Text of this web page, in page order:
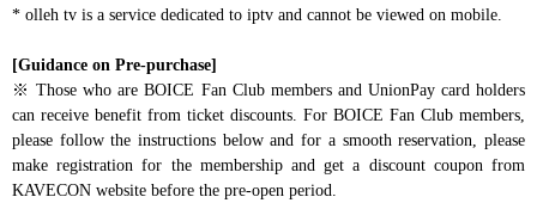
* olleh tv is a service dedicated to iptv and cannot be viewed on mobile.
[Guidance on Pre-purchase]
※ Those who are BOICE Fan Club members and UnionPay card holders
can receive benefit from ticket discounts. For BOICE Fan Club members,
please follow the instructions below and for a smooth reservation, please
make registration for the membership and get a discount coupon from
KAVECON website before the pre-open period.